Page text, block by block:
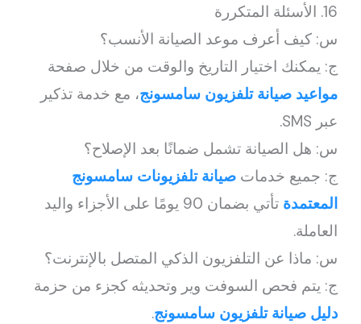
16. الأسئلة المتكررة
س: كيف أعرف موعد الصيانة الأنسب؟
ج: يمكنك اختيار التاريخ والوقت من خلال صفحة
مواعيد صيانة تلفزيون سامسونج، مع خدمة تذكير
عبر SMS.
س: هل الصيانة تشمل ضمانًا بعد الإصلاح؟
ج: جميع خدماتصيانة تلفزيونات سامسونج
المعتمدة
تأتي بضمان 90 يومًا على الأجزاء واليد
العاملة.
س: ماذا عن التلفزيون الذكي المتصل بالإنترنت؟
ج: يتم فحص السوفت وير وتحديثه كجزء من حزمة
دليل صيانة تلفزيون سامسونج.